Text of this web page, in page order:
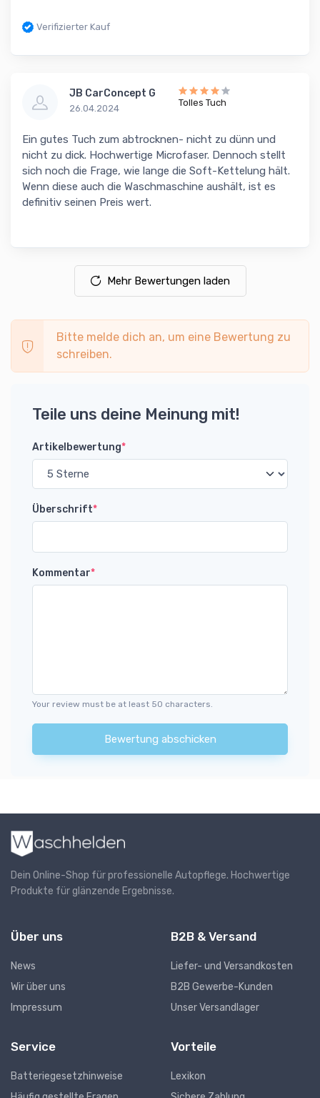
Verifizierter Kauf
JB CarConcept G
26.04.2024
Tolles Tuch
Ein gutes Tuch zum abtrocknen- nicht zu dünn und
nicht zu dick. Hochwertige Microfaser. Dennoch stellt
sich noch die Frage, wie lange die Soft-Kettelung hält.
Wenn diese auch die Waschmaschine aushält, ist es
definitiv seinen Preis wert.
Mehr Bewertungen laden
Bitte melde dich an, um eine Bewertung zu
schreiben.
Teile uns deine Meinung mit!
Artikelbewertung*
Überschrift*
Kommentar*
Your review must be at least 50 characters.
Bewertung abschicken
Dein Online-Shop für professionelle Autopflege. Hochwertige
Produkte für glänzende Ergebnisse.
Über uns
News
Wir über uns
Impressum
B2B & Versand
Liefer- und Versandkosten
B2B Gewerbe-Kunden
Unser Versandlager
Service
Batteriegesetzhinweise
Vorteile
Lexikon